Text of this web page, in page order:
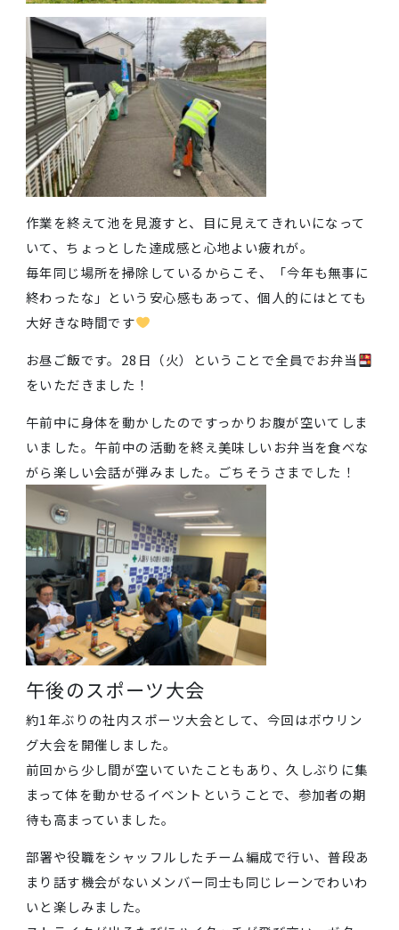
作業を終えて池を見渡すと、目に見えてきれいになっ
いて、ちょっとした達成感と心地よい疲れが。
毎年同じ場所を掃除しているからこそ、「今年も無事
終わったな」という安心感もあって、個人的にはとて
大好きな時間です
お昼ご飯です。28日（火）ということで全員でお弁当
をいただきました！
午前中に身体を動かしたのですっかりお腹が空いてし
いました。午前中の活動を終え美味しいお弁当を食べ
がら楽しい会話が弾みました。ごちそうさまでした！